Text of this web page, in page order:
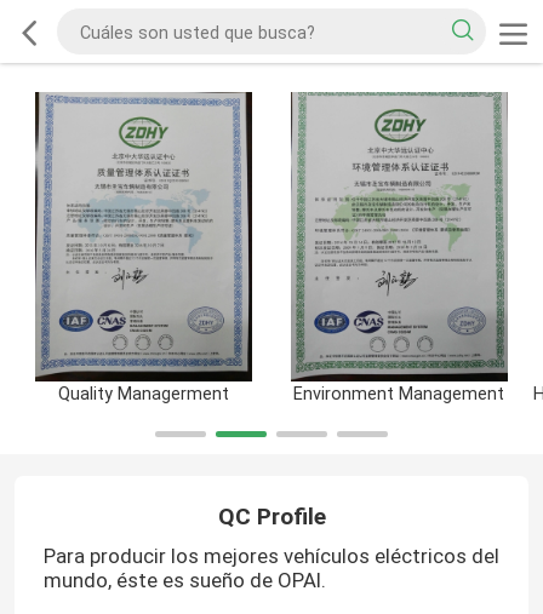
Quality Managerment Environment Management
QC Profile
Para producir los mejores vehículos eléctricos del
mundo, éste es sueño de OPAI.